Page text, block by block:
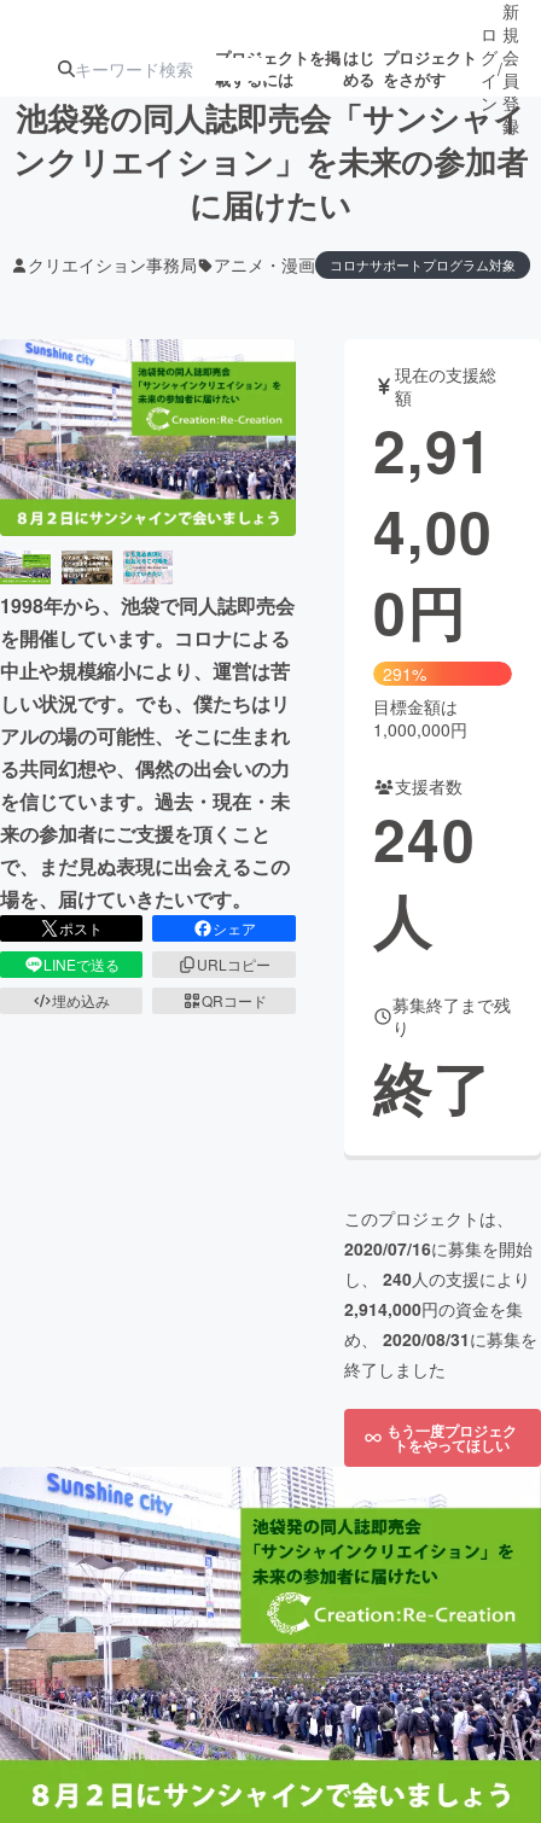
プロジェクトを掲
載するには
はじ
める
プロジェクト
をさがす
注目の新着プロ募集終了が近いプ
テクノロジー・ガジェット ゲーム・サ
映像・映画 書籍・雑誌
ビジネス・起業 チャレンジ
まちづくり・地域活性化
CAMPFIRE for Social Good
CAMPFIRE Creation
CAMPFIREふるさと納税 machi-ya コミュニティ
ロ
グ
イ
ン
/
新
規
会
員
登
録
池袋発の同人誌即売会「サンシャイ
ンクリエイション」を未来の参加者
に届けたい
クリエイション事務局 アニメ・漫画 コロナサポートプログラム対象
1998年から、池袋で同人誌即売会
を開催しています。コロナによる
中止や規模縮小により、運営は苦
しい状況です。でも、僕たちはリ
アルの場の可能性、そこに生まれ
る共同幻想や、偶然の出会いの力
を信じています。過去・現在・未
来の参加者にご支援を頂くこと
で、まだ見ぬ表現に出会えるこの
場を、届けていきたいです。
ポスト
シェア
LINEで送る
URLコピー
埋め込み
QRコード
現在の支援総
額
2,91
4,00
0円
291%
目標金額は
1,000,000円
支援者数
240
人
募集終了まで残
り
終了
このプロジェクトは、
2020/07/16に募集を開始
し、 240人の支援により
2,914,000円の資金を集
め、 2020/08/31に募集を
終了しました
もう一度プロジェク
トをやってほしい